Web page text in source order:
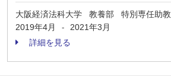
大阪経済法科大学 教養部 特別専任助教
2019年4月
-
2021年3月
詳細を見る